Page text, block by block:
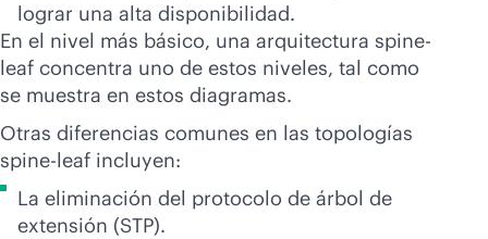
lograr una alta disponibilidad.
En el nivel más básico, una arquitectura spine-
leaf concentra uno de estos niveles, tal como
se muestra en estos diagramas.
Otras diferencias comunes en las topologías
spine-leaf incluyen:
La eliminación del protocolo de árbol de
extensión (STP).